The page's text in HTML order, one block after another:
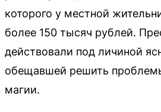
которого у местной
более 150 тысяч рублей.
действовали под личиной
обещавшей решить
магии.